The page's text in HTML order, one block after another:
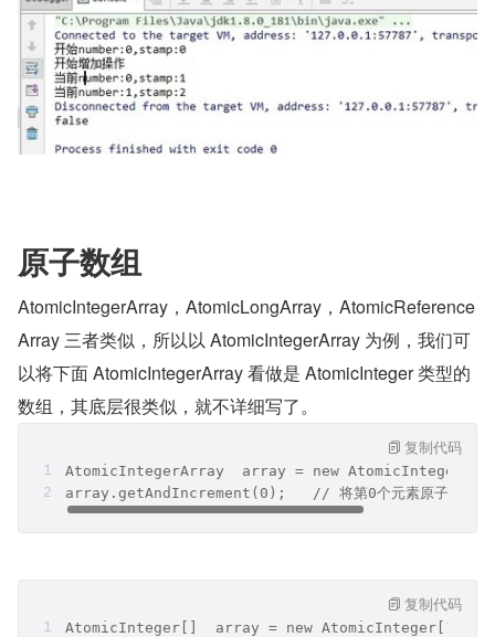
原子数组
AtomicIntegerArray，AtomicLongArray，AtomicReference
Array 三者类似，所以以 AtomicIntegerArray 为例，我们可
以将下面 AtomicIntegerArray 看做是 AtomicInteger 类型的
数组，其底层很类似，就不详细写了。
AtomicIntegerArray  array = new
array.getAndIncrement(0);   // 将第0个元素原子地增加
复制代码
AtomicInteger[]  array = new AtomicInteger[10];
复制代码